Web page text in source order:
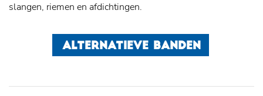
slangen, riemen en afdichtingen.
ALTERNATIEVE BANDEN